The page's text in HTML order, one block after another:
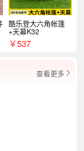
酷乐登大六角帐篷
+天幕K32
￥537
查看更多 